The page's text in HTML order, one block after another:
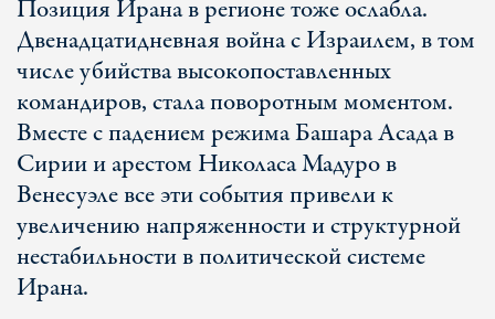
Позиция Ирана в регионе тоже ослабла.
Двенадцатидневная война с Израилем, в том
числе убийства высокопоставленных
командиров, стала поворотным моментом.
Вместе с падением режима Башара Асада в
Сирии и арестом Николаса Мадуро в
Венесуэле все эти события привели к
увеличению напряженности и структурной
нестабильности в политической системе
Ирана.